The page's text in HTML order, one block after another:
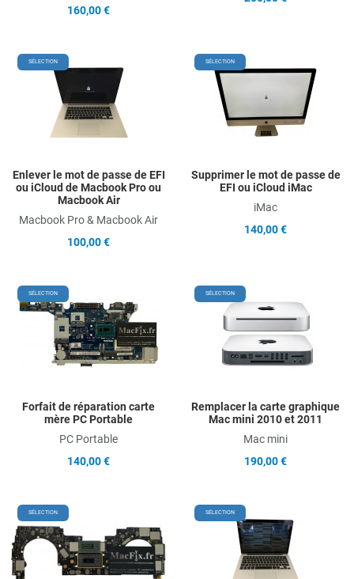
160,00 €
SÉLECTION Add to Wishlist
Add to Compare
Enlever le mot de passe de EFI
ou iCloud de Macbook Pro ou
Macbook Air
Macbook Pro & Macbook Air
100,00 €
SÉLECTION
Supprimer le mot de passe de
EFI ou iCloud iMac
iMac
140,00 €
SÉLECTION Add to Wishlist
Add to Compare
Quick View
Forfait de réparation carte
mère PC Portable
PC Portable
140,00 €
SÉLECTION
Remplacer la carte graphique
Mac mini 2010 et 2011
Mac mini
190,00 €
SÉLECTION Add to Wishlist
Add to Compare
SÉLECTION